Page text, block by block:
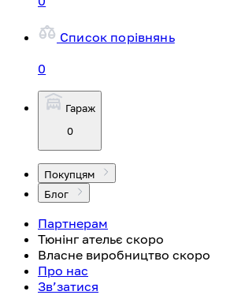
Список порівнянь
0
Гараж
0
Покупцям
Блог
Партнерам
Тюнінг ательє скоро
Власне виробництво скоро
Про нас
Зв’затися